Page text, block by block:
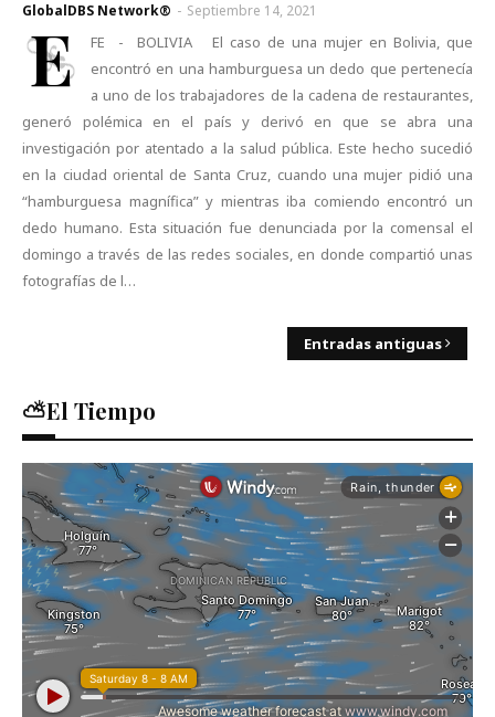
GlobalDBS Network® - Septiembre 14, 2021
E
FE - BOLIVIA El caso de una mujer en Bolivia, que
encontró en una hamburguesa un dedo que pertenecía
a uno de los trabajadores de la cadena de restaurantes,
generó polémica en el país y derivó en que se abra una
investigación por atentado a la salud pública. Este hecho sucedió
en la ciudad oriental de Santa Cruz, cuando una mujer pidió una
“hamburguesa magnífica” y mientras iba comiendo encontró un
dedo humano. Esta situación fue denunciada por la comensal el
domingo a través de las redes sociales, en donde compartió unas
fotografías de l…
Entradas antiguas
⛅El Tiempo